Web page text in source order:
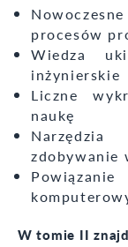
procesów
Wiedza
inżynierskie
Liczne
naukę
zdobywanie
W tomie II